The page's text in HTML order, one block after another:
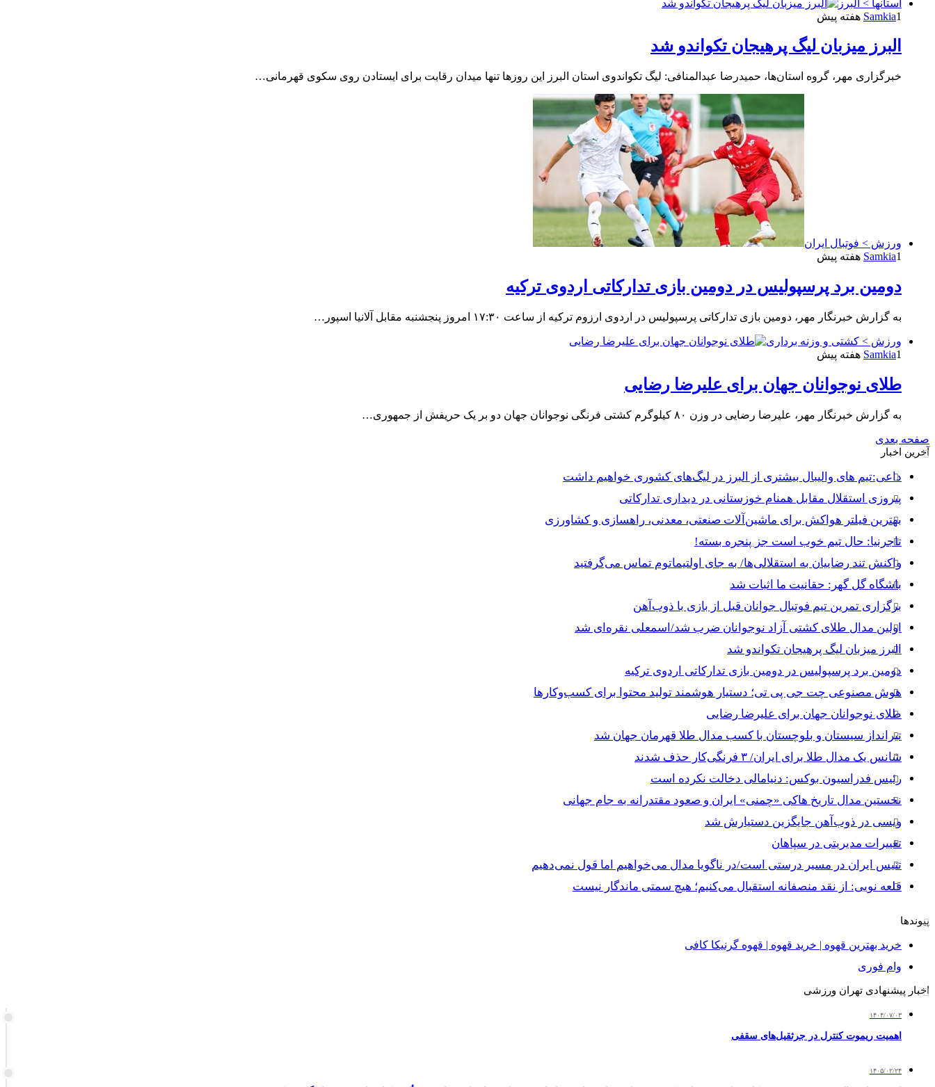
استانها > البرز
Samkia1 هفته پیش
البرز میزبان لیگ پرهیجان تکواندو شد
خبرگزاری مهر، گروه‌ استان‌ها، حمیدرضا عبدالمنافی: لیگ تکواندوی استان البرز این روزها تنها میدان رقابت برای ایستادن روی سکوی قهرمانی…
ورزش > فوتبال ایران
Samkia1 هفته پیش
دومین برد پرسپولیس در دومین بازی تدارکاتی اردوی ترکیه
به گزارش خبرنگار مهر، دومین بازی تدارکاتی پرسپولیس در اردوی ارزوم ترکیه از ساعت ۱۷:۳۰ امروز پنجشنبه مقابل آلانیا اسپور…
ورزش > کشتی و وزنه برداری
Samkia1 هفته پیش
طلای نوجوانان جهان برای علیرضا رضایی
به گزارش خبرنگار مهر، علیرضا رضایی در وزن ۸۰ کیلوگرم کشتی فرنگی نوجوانان جهان دو بر یک حریفش از جمهوری…
صفحه بعدی
آخرین اخبار
داعی:تیم های والیبال بیشتری از البرز در لیگ‌های کشوری خواهیم داشت
پیروزی استقلال مقابل همنام خوزستانی در دیداری تدارکاتی
بهترین فیلتر هواکش برای ماشین‌آلات صنعتی، معدنی، راهسازی و کشاورزی
تاجرنیا: حال تیم خوب است جز پنجره بسته!
واکنش تند رضاییان به استقلالی‌ها/ به جای اولتیماتوم تماس می‌گرفتید
باشگاه گل گهر: حقانیت ما اثبات شد
برگزاری تمرین تیم فوتبال جوانان قبل از بازی با ذوب‌آهن
اولین مدال طلای کشتی آزاد نوجوانان ضرب شد/اسمعلی نقره‌ای شد
البرز میزبان لیگ پرهیجان تکواندو شد
دومین برد پرسپولیس در دومین بازی تدارکاتی اردوی ترکیه
هوش مصنوعی چت جی پی تی؛ دستیار هوشمند تولید محتوا برای کسب‌وکارها
طلای نوجوانان جهان برای علیرضا رضایی
تیرانداز سیستان و بلوچستان با کسب مدال طلا قهرمان جهان شد
شانس یک مدال طلا برای ایران/ ۳ فرنگی‌کار حذف شدند
رئیس فدراسیون بوکس: دنیامالی دخالت نکرده است
نخستین مدال تاریخ هاکی «چمنی» ایران و صعود مقتدرانه به جام جهانی
ویسی در ذوب‌آهن جایگزین دستیارش شد
تغییرات مدیریتی در سپاهان
تنیس ایران در مسیر درستی است/در ناگویا مدال می‌خواهیم اما قول نمی‌دهیم
قلعه نویی: از نقد منصفانه استقبال می‌کنیم؛ هیچ سمتی ماندگار نیست
پیوندها
خرید بهترین قهوه | خرید قهوه | قهوه گرنیکا کافی
وام فوری
اخبار پیشنهادی تهران ورزشی
۱۴۰۴/۰۷/۰۳
اهمیت ریموت کنترل در جرثقیل‌های سقفی
۱۴۰۵/۰۲/۲۴